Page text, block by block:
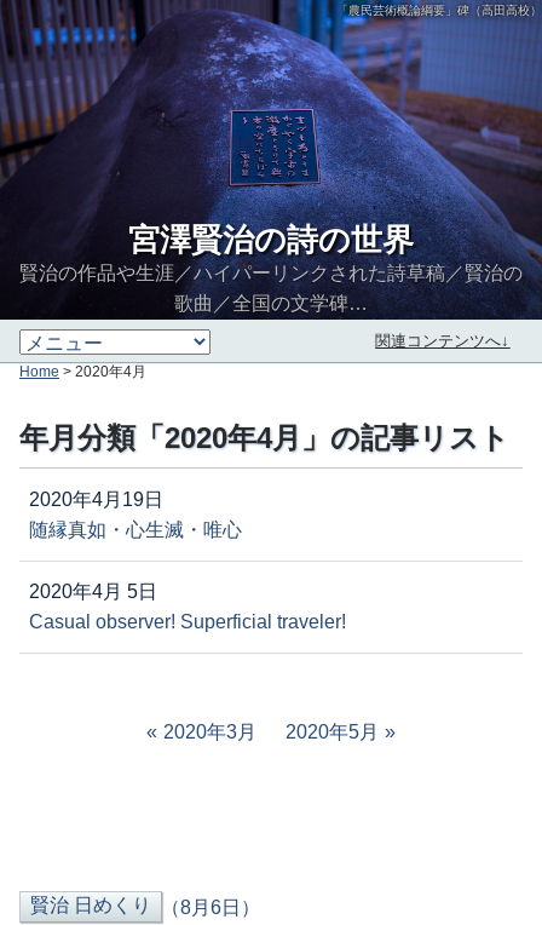
「農民芸術概論綱要」碑（高田高校）
宮澤賢治の詩の世界
賢治の作品や生涯／ハイパーリンクされた詩草稿／賢治の
歌曲／全国の文学碑…
関連コンテンツへ↓
Home > 2020年4月
年月分類「2020年4月」の記事リスト
2020年4月19日
随縁真如・心生滅・唯心
2020年4月 5日
Casual observer! Superficial traveler!
2020年3月 2020年5月
（8月6日）